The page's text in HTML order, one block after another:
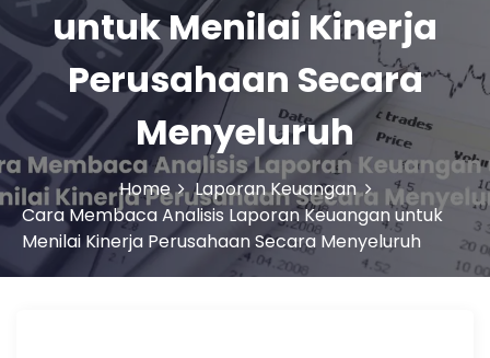
untuk Menilai Kinerja
Perusahaan Secara
Menyeluruh
Home
Laporan Keuangan
Cara Membaca Analisis Laporan Keuangan untuk
Menilai Kinerja Perusahaan Secara Menyeluruh